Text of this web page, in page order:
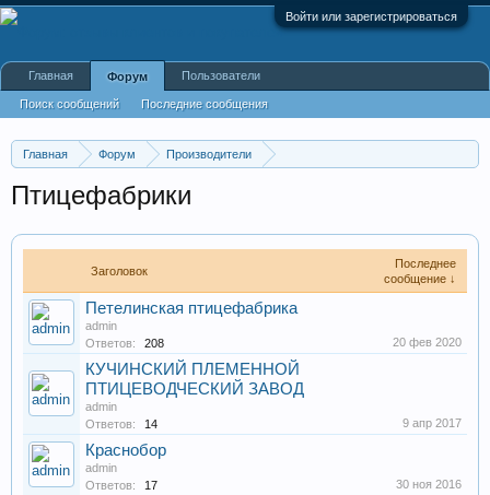
Войти или зарегистрироваться
Главная Форум
Производители
Птицефабрики
Заголовок
Последнее
сообщение ↓
Петелинская птицефабрика
admin
Ответов:
208 20 фев 2020
КУЧИНСКИЙ ПЛЕМЕННОЙ
ПТИЦЕВОДЧЕСКИЙ ЗАВОД
admin
Ответов:
14 9 апр 2017
Краснобор
admin
Ответов:
17 30 ноя 2016
Главная Форум
Поиск сообщений Последние сообщения
Пользователи